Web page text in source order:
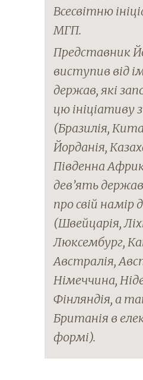
Всесвітню
МГП.
Представник
виступив від
держав, які
цю ініціативу
(Бразилія,
Йорданія,
Південна
дев’ять
про свій намір
(Швейцарія,
Люксембург,
Австралія,
Німеччина,
Фінляндія, а
Британія в
формі).